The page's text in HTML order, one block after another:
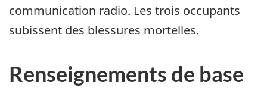
communication radio. Les trois occupants
subissent des blessures mortelles.
Renseignements de base